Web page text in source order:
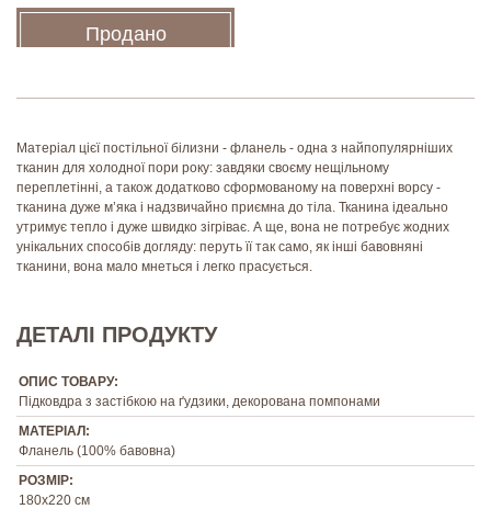
Продано
Матеріал цієї постільної білизни - фланель - одна з найпопулярніших
тканин для холодної пори року: завдяки своєму нещільному
переплетінні, а також додатково сформованому на поверхні ворсу -
тканина дуже м’яка і надзвичайно приємна до тіла. Тканина ідеально
утримує тепло і дуже швидко зігріває. А ще, вона не потребує жодних
унікальних способів догляду: перуть її так само, як інші бавовняні
тканини, вона мало мнеться і легко прасується.
ДЕТАЛІ ПРОДУКТУ
ОПИС ТОВАРУ:
Підковдра з застібкою на ґудзики, декорована помпонами
МАТЕРІАЛ:
Фланель (100% бавовна)
РОЗМІР:
180х220 см